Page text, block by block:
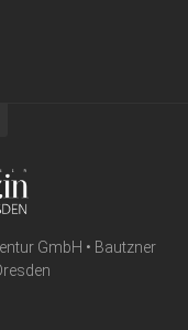
GmbH • Bautzner